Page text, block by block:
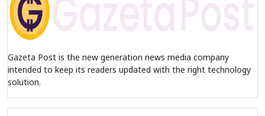
Gazeta Post is the new generation news media company
intended to keep its readers updated with the right technology
solution.